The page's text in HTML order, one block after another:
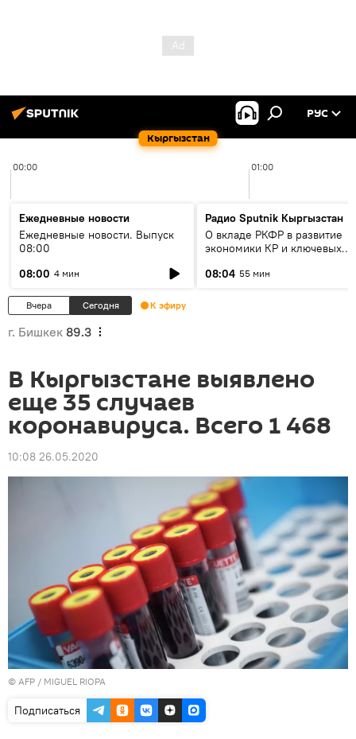
Кыргызстан
РУС
00:00 01:00
Ежедневные новости
Ежедневные новости. Выпуск
08:00
08:00 4 мин
Радио Sputnik Кыргызстан
О вкладе РКФР в развитие
экономики КР и ключевых
08:04 55 мин
Вчера Сегодня К эфиру
г. Бишкек 89.3
В Кыргызстане выявлено
еще 35 случаев
коронавируса. Всего 1 468
10:08 26.05.2020
© AFP / MIGUEL RIOPA
Подписаться